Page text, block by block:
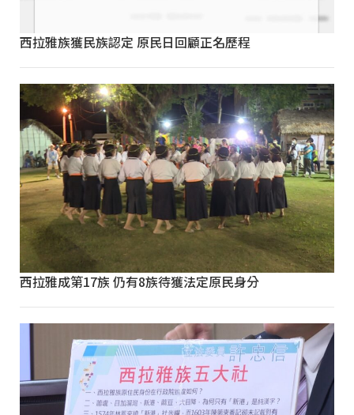
西拉雅族獲民族認定 原民日回顧正名歷程
西拉雅成第17族 仍有8族待獲法定原民身分